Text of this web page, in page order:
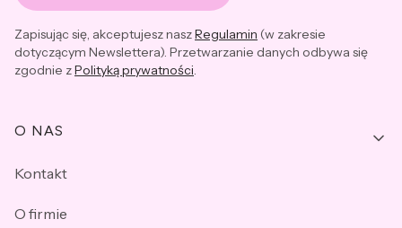
Zapisując się, akceptujesz naszRegulamin (w zakresie
dotyczącym Newslettera). Przetwarzanie danych odbywa się
zgodnie zPolityką prywatności.
Linki w stopce
O NAS
Kontakt
O firmie